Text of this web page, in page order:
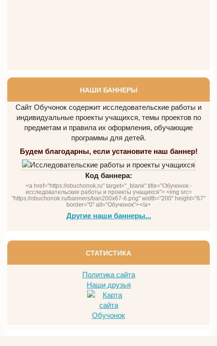
НАШИ БАННЕРЫ
Сайт Обучонок содержит исследовательские работы и
индивидуальные проекты учащихся, темы проектов по
предметам и правила их оформления, обучающие
программы для детей.
Будем благодарны, если установите наш баннер!
Код баннера:
<a href="https://obuchonok.ru" target="_blank" title="Обучонок -
исследовательские работы и проекты учащихся"> <img src=
"https://obuchonok.ru/banners/ban200x67-6.png" width="200" height="67"
border="0" alt="Обучонок"></a>
Другие наши баннеры...
СТАТИСТИКА
Политика сайта
Наши друзья